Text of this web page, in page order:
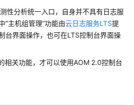
性分析统一入口，自身并不具有日志服
“主机组管理”功能由云日志服务LTS提
台界面操作，也可在LTS控制台界面操
相关功能，才可以使用AOM 2.0控制台